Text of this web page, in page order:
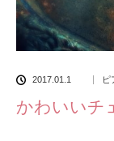
2017.01.1 ピ
かわいいチ